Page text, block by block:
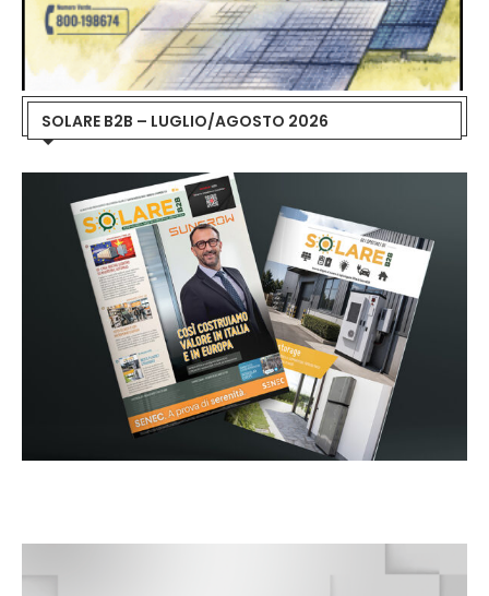
SOLARE B2B – LUGLIO/AGOSTO 2026